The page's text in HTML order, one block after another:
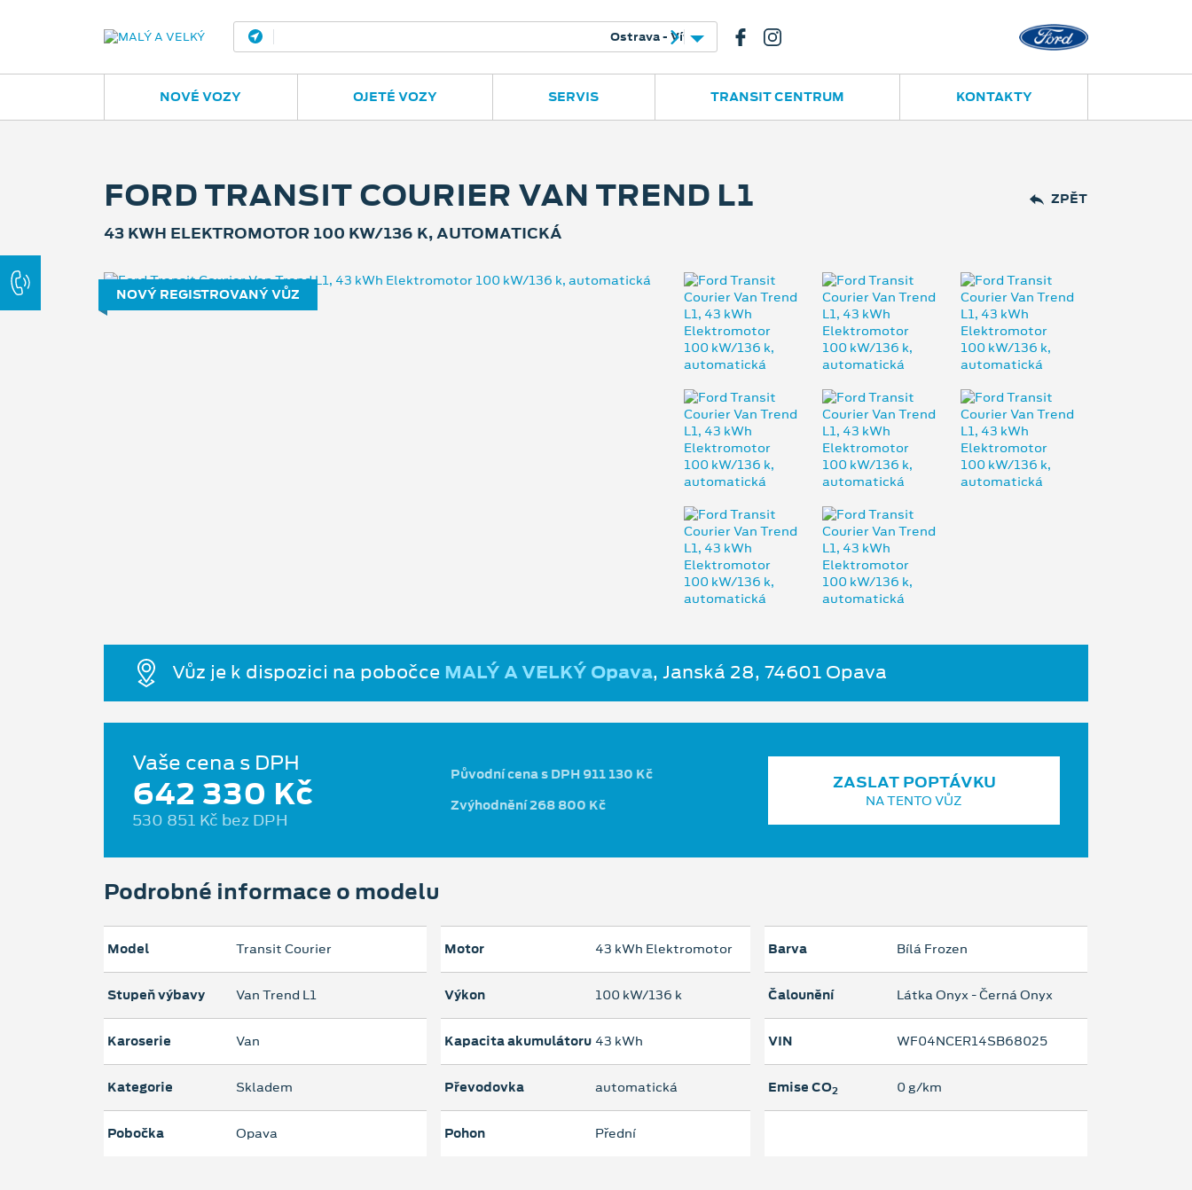
Opava
NOVÉ VOZY OJETÉ VOZY SERVIS TRANSIT CENTRUM KONTAKTY
ZPĚT
FORD TRANSIT COURIER VAN TREND L1
43 KWH ELEKTROMOTOR 100 KW/136 K, AUTOMATICKÁ
NOVÝ REGISTROVANÝ VŮZ
Vůz je k dispozici na pobočce MALÝ A VELKÝ Opava, Janská 28, 74601 Opava
Vaše cena s DPH
642 330 Kč
530 851 Kč bez DPH
Původní cena s DPH 911 130 Kč
Zvýhodnění 268 800 Kč
ZASLAT POPTÁVKU
NA TENTO VŮZ
Podrobné informace o modelu
Model Transit Courier
Stupeň výbavy Van Trend L1
Karoserie Van
Kategorie Skladem
Pobočka Opava
Motor 43 kWh Elektromotor
Výkon 100 kW/136 k
Kapacita akumulátoru 43 kWh
Převodovka automatická
Pohon Přední
Barva Bílá Frozen
Čalounění Látka Onyx - Černá Onyx
VIN WF04NCER14SB68025
Emise CO2 0 g/km